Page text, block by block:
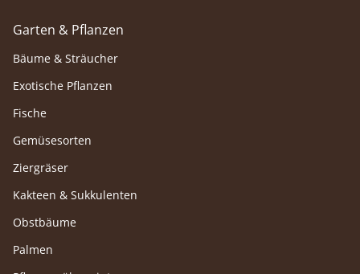
Garten & Pflanzen
Bäume & Sträucher
Exotische Pflanzen
Fische
Gemüsesorten
Ziergräser
Kakteen & Sukkulenten
Obstbäume
Palmen